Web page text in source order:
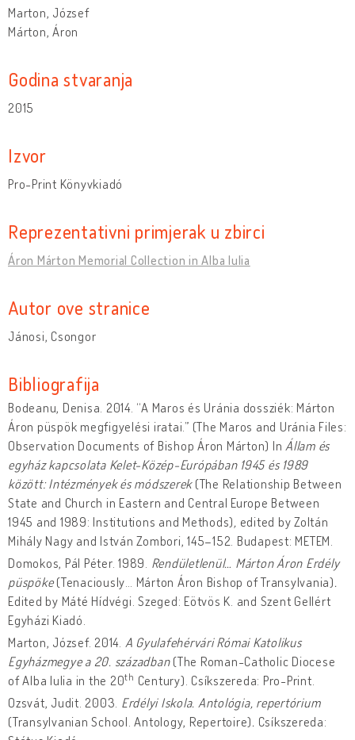
Marton, József
Márton, Áron
Godina stvaranja
2015
Izvor
Pro-Print Könyvkiadó
Reprezentativni primjerak u zbirci
Áron Márton Memorial Collection in Alba Iulia
Autor ove stranice
Jánosi, Csongor
Bibliografija
Bodeanu, Denisa. 2014. “A Maros és Uránia dossziék: Márton
Áron püspök megfigyelési iratai.” (The Maros and Uránia Files:
Observation Documents of Bishop Áron Márton) In Állam és
egyház kapcsolata Kelet-Közép-Európában 1945 és 1989
között: Intézmények és módszerek(The Relationship Between
State and Church in Eastern and Central Europe Between
1945 and 1989: Institutions and Methods), edited by Zoltán
Mihály Nagy and István Zombori, 145–152. Budapest: METEM.
Domokos, Pál Péter. 1989. Rendületlenül… Márton Áron Erdély
püspöke(Tenaciously… Márton Áron Bishop of Transylvania).
Edited by Máté Hídvégi. Szeged: Eötvös K. and Szent Gellért
Egyházi Kiadó.
Marton, József. 2014. A Gyulafehérvári Római Katolikus
Egyházmegye a 20. században(The Roman-Catholic Diocese
of Alba Iulia in the 20th Century). Csíkszereda: Pro-Print.
Ozsvát, Judit. 2003. Erdélyi Iskola. Antológia, repertórium
(Transylvanian School. Antology, Repertoire). Csíkszereda: